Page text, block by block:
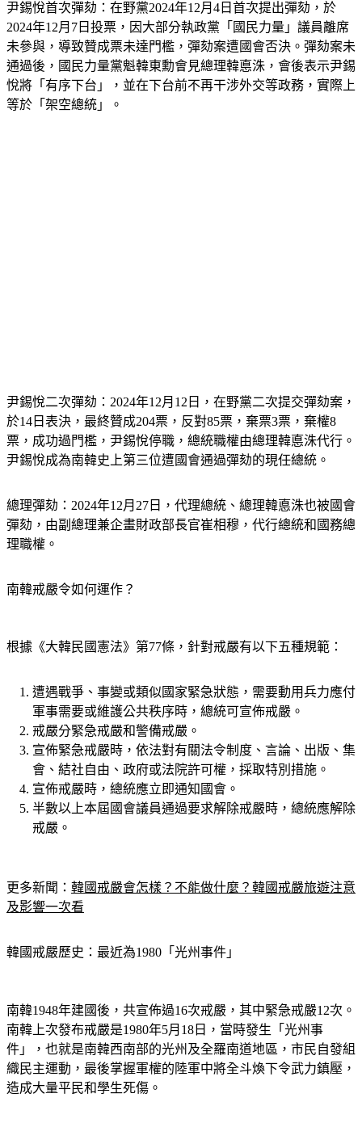
尹錫悅首次彈劾： 在野黨2024年12月4日首次提出彈劾，於
2024年12月7日投票，因大部分執政黨「國民力量」議員離席
未參與，導致贊成票未達門檻，彈劾案遭國會否決。彈劾案未
通過後，國民力量黨魁韓東勳會見總理韓悳洙，會後表示尹錫
悅將「有序下台」，並在下台前不再干涉外交等政務，實際上
等於「架空總統」。
尹錫悅二次彈劾： 2024年12月12日，在野黨二次提交彈劾案，
於14日表決，最終贊成204票，反對85票，棄票3票，棄權8
票，成功過門檻，尹錫悅停職，總統職權由總理韓悳洙代行。
尹錫悅成為南韓史上第三位遭國會通過彈劾的現任總統。
總理彈劾： 2024年12月27日，代理總統、總理韓悳洙也被國會
彈劾，由副總理兼企畫財政部長官崔相穆，代行總統和國務總
理職權。
南韓戒嚴令如何運作？
根據《大韓民國憲法》第77條，針對戒嚴有以下五種規範：
遭遇戰爭、事變或類似國家緊急狀態，需要動用兵力應付
軍事需要或維護公共秩序時，總統可宣佈戒嚴。
戒嚴分緊急戒嚴和警備戒嚴。
宣佈緊急戒嚴時，依法對有關法令制度、言論、出版、集
會、結社自由、政府或法院許可權，採取特別措施。
宣佈戒嚴時，總統應立即通知國會。
半數以上本屆國會議員通過要求解除戒嚴時，總統應解除
戒嚴。
更多新聞： 韓國戒嚴會怎樣？不能做什麼？韓國戒嚴旅遊注意
及影響一次看
韓國戒嚴歷史：最近為1980「光州事件」
南韓1948年建國後，共宣佈過16次戒嚴，其中緊急戒嚴12次。
南韓上次發布戒嚴是1980年5月18日，當時發生「 光州事
件」
，也就是南韓西南部的光州及全羅南道地區，市民自發組
織民主運動，最後掌握軍權的陸軍中將全斗煥下令武力鎮壓，
造成大量平民和學生死傷。